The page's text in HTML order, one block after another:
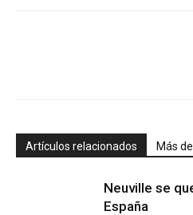
Artículos relacionados Más
Neuville se
España